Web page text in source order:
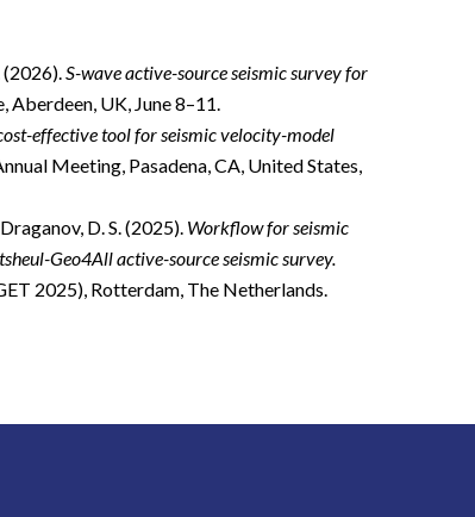
(2026).S-wave active-source seismic survey for
Aberdeen, UK, June 8–11.
effective tool for seismic velocity-model
Meeting, Pasadena, CA, United States,
D. S. (2025). Workflow for seismic
Geo4All active-source seismic survey.
2025), Rotterdam, The Netherlands.